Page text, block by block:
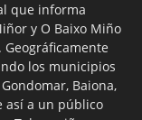
que informa
y O Baixo Miño
Geográficamente
los municipios
Baiona,
así a un público